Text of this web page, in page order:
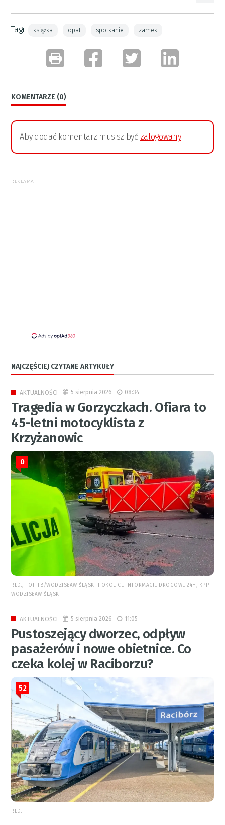
Tagi: książka opat spotkanie zamek
KOMENTARZE (0)
Aby dodać komentarz musisz być zalogowany
REKLAMA
NAJCZĘŚCIEJ CZYTANE ARTYKUŁY
AKTUALNOŚCI 5 sierpnia 2026 08:34
Tragedia w Gorzyczkach. Ofiara to
45-letni motocyklista z
Krzyżanowic
0
RED., FOT. FB/WODZISŁAW ŚLĄSKI I OKOLICE-INFORMACJE DROGOWE 24H, KPP
WODZISŁAW ŚLĄSKI
AKTUALNOŚCI 5 sierpnia 2026 11:05
Pustoszejący dworzec, odpływ
pasażerów i nowe obietnice. Co
czeka kolej w Raciborzu?
52
RED.